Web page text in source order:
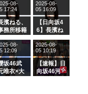
濱ねる、
務所移籍
を発表
08-
17:24
【日向坂4
6】長濱ね
ら移籍しフ
ラーム所属
に。これで
事務所に所
属している
2025-08-
05 16:09
坂46武
唯衣×大
08-
12:09
【速報】日
向坂46河
2025-08-
05 10:19